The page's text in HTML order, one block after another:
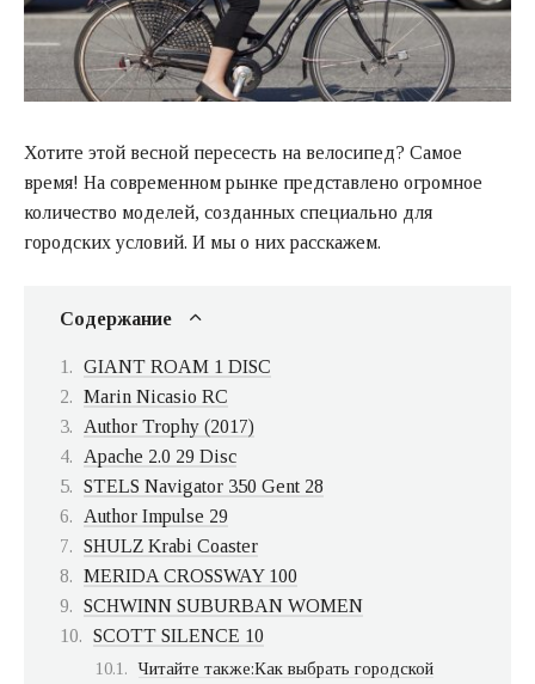
Хотите этой весной пересесть на велосипед? Самое
время! На современном рынке представлено огромное
количество моделей, созданных специально для
городских условий. И мы о них расскажем.
Содержание
GIANT ROAM 1 DISC
Marin Nicasio RC
Author Trophy (2017)
Apache 2.0 29 Disc
STELS Navigator 350 Gent 28
Author Impulse 29
SHULZ Krabi Coaster
MERIDA CROSSWAY 100
SCHWINN SUBURBAN WOMEN
SCOTT SILENCE 10
Читайте также:Как выбрать городской